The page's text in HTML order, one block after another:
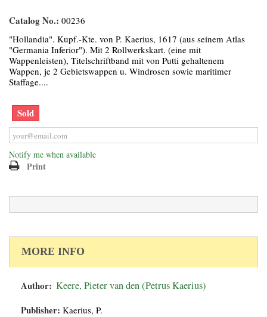
Catalog No.: 00236
"Hollandia". Kupf.-Kte. von P. Kaerius, 1617 (aus seinem Atlas
"Germania Inferior"). Mit 2 Rollwerkskart. (eine mit
Wappenleisten), Titelschriftband mit von Putti gehaltenem
Wappen, je 2 Gebietswappen u. Windrosen sowie maritimer
Staffage....
Sold
Notify me when available
Print
MORE INFO
Author: Keere, Pieter van den (Petrus Kaerius)
Publisher: Kaerius, P.